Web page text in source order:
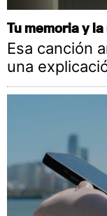
Tu memoria y
Esa canción
una